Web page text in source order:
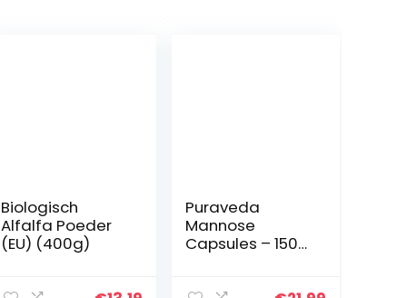
Biologisch
Alfalfa Poeder
(EU) (400g)
Puraveda
Mannose
Capsules – 150